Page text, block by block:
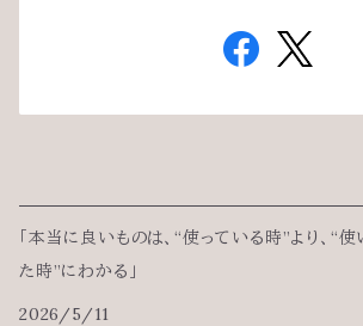
「本当に良いものは、“使っている時”より、“
た時”にわかる」
2026/5/11